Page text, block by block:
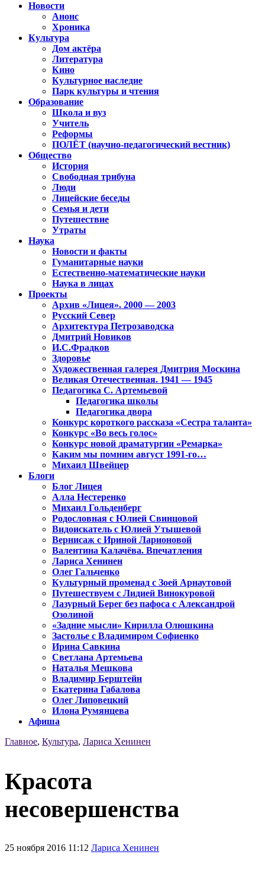
Новости
Анонс
Хроника
Культура
Дом актёра
Литература
Кино
Культурное наследие
Парк культуры и чтения
Образование
Школа и вуз
Учитель
Реформы
ПОЛЁТ (научно-педагогический вестник)
Общество
История
Свободная трибуна
Люди
Лицейские беседы
Семья и дети
Путешествие
Утраты
Наука
Новости и факты
Гуманитарные науки
Естественно-математические науки
Наука в лицах
Проекты
Архив «Лицея». 2000 — 2003
Русский Север
Архитектура Петрозаводска
Дмитрий Новиков
И.С.Фрадков
Здоровье
Художественная галерея Дмитрия Москина
Великая Отечественная. 1941 — 1945
Педагогика С. Артемьевой
Педагогика школы
Педагогика двора
Конкурс короткого рассказа «Сестра таланта»
Конкурс «Во весь голос»
Конкурс новой драматургии «Ремарка»
Каким мы помним август 1991-го…
Михаил Швейцер
Блоги
Блог Лицея
Алла Нестеренко
Михаил Гольденберг
Родословная с Юлией Свинцовой
Видоискатель с Юлией Утышевой
Вернисаж с Ириной Ларионовой
Валентина Калачёва. Впечатления
Лариса Хенинен
Олег Гальченко
Культурный променад с Зоей Арнаутовой
Путешествуем с Лидией Винокуровой
Лазурный Берег без пафоса с Александрой
Озолиной
«Задние мысли» Кирилла Олюшкина
Застолье с Владимиром Софиенко
Ирина Савкина
Светлана Артемьева
Наталья Мешкова
Владимир Берштейн
Екатерина Габалова
Олег Липовецкий
Илона Румянцева
Афиша
Главное, Культура, Лариса Хенинен
Красота
несовершенства
25 ноября 2016 11:12 Лариса Хенинен